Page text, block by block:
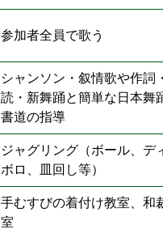
参加者全員で歌う
シャンソン・叙情歌や作詞
読・新舞踊と簡単な日本舞
書道の指導
ジャグリング（ボール、デ
ボロ、皿回し等）
手むすびの着付け教室、和
室